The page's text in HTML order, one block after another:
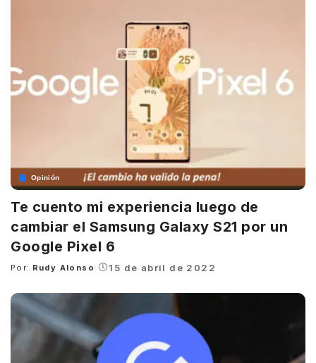
Opinión
Te cuento mi experiencia luego de
cambiar el Samsung Galaxy S21 por un
Google Pixel 6
Posted
Por: Rudy Alonso 15 de abril de 2022